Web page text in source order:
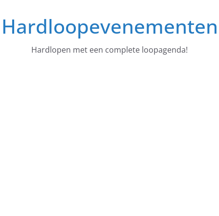
naar
deHardloopevenementen
Hardlopen met een complete loopagenda!